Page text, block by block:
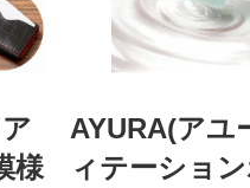
様
AYURA(アユ
ィテーショ